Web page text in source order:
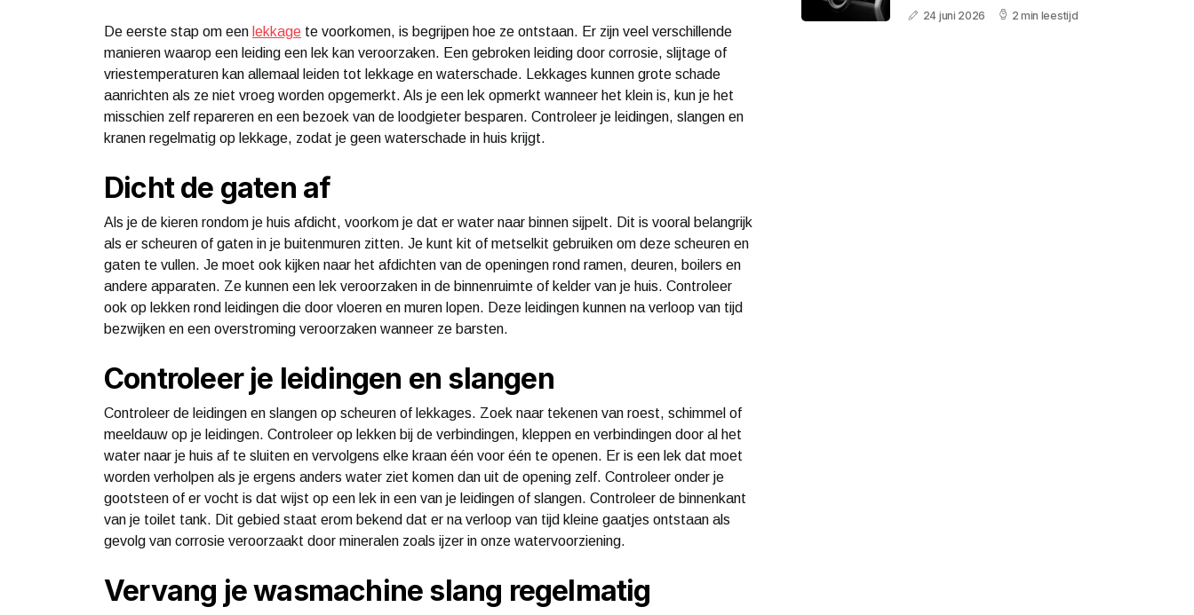
De eerste stap om een lekkage te voorkomen, is begrijpen hoe ze ontstaan. Er zijn veel verschillende
manieren waarop een leiding een lek kan veroorzaken. Een gebroken leiding door corrosie, slijtage of
vriestemperaturen kan allemaal leiden tot lekkage en waterschade. Lekkages kunnen grote schade
aanrichten als ze niet vroeg worden opgemerkt. Als je een lek opmerkt wanneer het klein is, kun je het
misschien zelf repareren en een bezoek van de loodgieter besparen. Controleer je leidingen, slangen en
kranen regelmatig op lekkage, zodat je geen waterschade in huis krijgt.
Dicht de gaten af
Als je de kieren rondom je huis afdicht, voorkom je dat er water naar binnen sijpelt. Dit is vooral belangrijk
als er scheuren of gaten in je buitenmuren zitten. Je kunt kit of metselkit gebruiken om deze scheuren en
gaten te vullen. Je moet ook kijken naar het afdichten van de openingen rond ramen, deuren, boilers en
andere apparaten. Ze kunnen een lek veroorzaken in de binnenruimte of kelder van je huis. Controleer
ook op lekken rond leidingen die door vloeren en muren lopen. Deze leidingen kunnen na verloop van tijd
bezwijken en een overstroming veroorzaken wanneer ze barsten.
Controleer je leidingen en slangen
Controleer de leidingen en slangen op scheuren of lekkages. Zoek naar tekenen van roest, schimmel of
meeldauw op je leidingen. Controleer op lekken bij de verbindingen, kleppen en verbindingen door al het
water naar je huis af te sluiten en vervolgens elke kraan één voor één te openen. Er is een lek dat moet
worden verholpen als je ergens anders water ziet komen dan uit de opening zelf. Controleer onder je
gootsteen of er vocht is dat wijst op een lek in een van je leidingen of slangen. Controleer de binnenkant
van je toilet tank. Dit gebied staat erom bekend dat er na verloop van tijd kleine gaatjes ontstaan ​​als
gevolg van corrosie veroorzaakt door mineralen zoals ijzer in onze watervoorziening.
Vervang je wasmachine slang regelmatig
24 juni 2026 2 min leestijd